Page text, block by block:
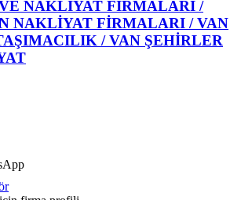
NAKLİYAT FİRMALARI /
NAKLİYAT FİRMALARI / VAN
/ VAN ŞEHİRLER